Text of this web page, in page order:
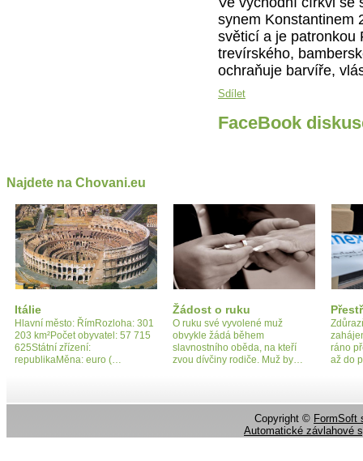
synem Konstantinem
světicí a je patronkou
trevírského,
ochraňuje barvíře,
Sdílet
FaceBook
Najdete na Chovani.eu
Itálie
Hlavní město: ŘímRozloha: 301
203 km²Počet obyvatel: 57 715
625Státní zřízení:
republikaMěna: euro (…
Žádost o ruku
O ruku své vyvolené muž
obvykle žádá během
slavnostního oběda, na kteří
zvou dívčiny rodiče. Muž by…
ráno
až do
Copyright © FormSoft
Automatické závlahové